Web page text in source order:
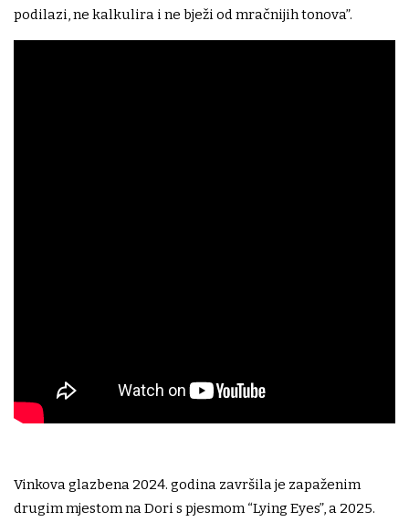
podilazi, ne kalkulira i ne bježi od mračnijih tonova”.
Vinkova glazbena 2024. godina završila je zapaženim
drugim mjestom na Dori s pjesmom “Lying Eyes”, a 2025.